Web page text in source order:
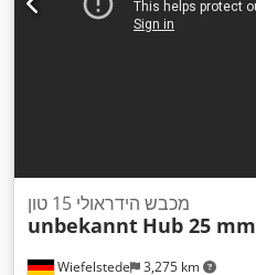
Wiefelstede 3,275 km
מכבש הידראולי 15 טון
unbekannt Hub 25 mm